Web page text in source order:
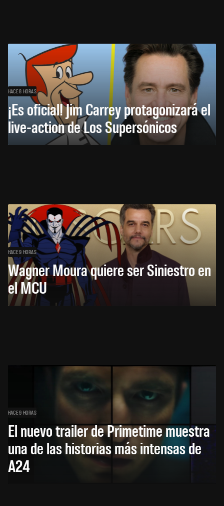
HACE 8 HORAS
¡Es oficial! Jim Carrey protagonizará el
live-action de Los Supersónicos
HACE 9 HORAS
Wagner Moura quiere ser Siniestro en
el MCU
HACE 9 HORAS
El nuevo trailer de Primetime muestra
una de las historias más intensas de
A24